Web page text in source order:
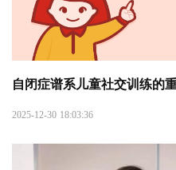
自闭症谱系儿童社交训练的
2025-12-30 18:03:36